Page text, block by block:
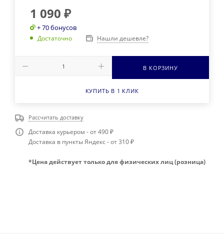
1 090 ₽
+ 70 бонусов
Достаточно Нашли дешевле?
В КОРЗИНУ
КУПИТЬ В 1 КЛИК
Рассчитать доставку
Доставка курьером - от 490 ₽
Доставка в пункты Яндекс - от 310 ₽
*Цена действует только для физических лиц (розница)